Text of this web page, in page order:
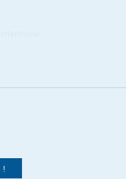
« cher » François !
dépenser plus qu’il ne faut pour
européennes afin que ses
bah je m’en passe
sur l’achat des missiles ainsi